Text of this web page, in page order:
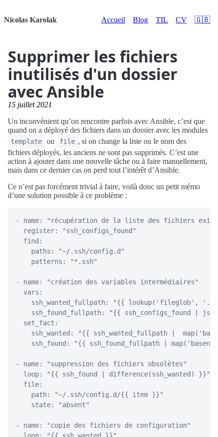
Nicolas Karolak Accueil Blog TIL CV 🇬🇧
Supprimer les fichiers
inutilisés d'un dossier
avec Ansible
15 juillet 2021
Un inconvénient qu’on rencontre parfois avec Ansible, c’est que
quand on a déployé des fichiers dans un dossier avec les modules
template ou file , si on change la liste ou le nom des
fichiers déployés, les anciens ne sont pas supprimés. C’est une
action à ajouter dans une nouvelle tâche ou à faire manuellement,
mais dans ce dernier cas on perd tout l’intérêt d’Ansible.
Ce n’est pas forcément trivial à faire, voilà donc un petit mémo
d’une solution possible à ce problème :
- name: "récupération de la liste des fichiers
  register: "ssh_configs_found"
  find:
    paths: "~/.ssh/config.d"
    patterns: "*.ssh"
- name: "création des variables intermédiaires"
  vars:
ssh_wanted_fullpath: "{{ lookup('fileglob',
ssh_found_fullpath: "{{ ssh_configs_found |
  set_fact:
ssh_wanted: "{{ ssh_wanted_fullpath |
ssh_found: "{{ ssh_found_fullpath |
- name: "suppression des fichiers obsolètes"
  loop: "{{ ssh_found | difference(ssh_wanted) }}"
  file:
    path: "~/.ssh/config.d/{{ item }}"
    state: "absent"
- name: "copie des fichiers de configuration"